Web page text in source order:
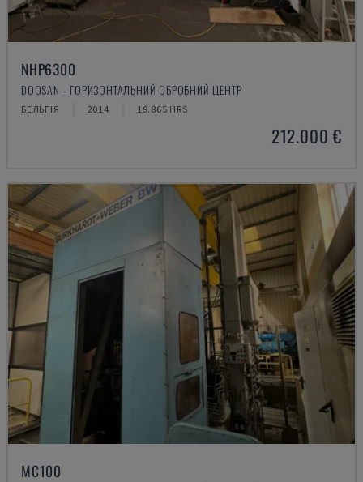
NHP6300
DOOSAN - ГОРИЗОНТАЛЬНИЙ ОБРОБНИЙ ЦЕНТР
БЕЛЬГІЯ 2014 19.865 HRS
212.000 €
MC100